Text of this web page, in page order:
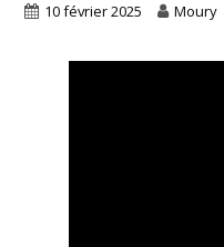
10 février 2025 Moury